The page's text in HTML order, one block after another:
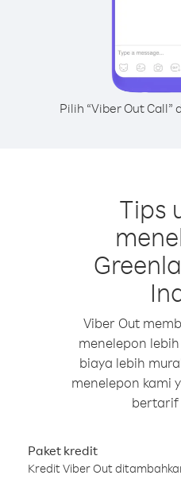
Pilih “Viber Out
Tips
Viber Out
menelepon
biaya lebih
menelepon kami
bertarif
Paket kredit
Kredit Viber Out